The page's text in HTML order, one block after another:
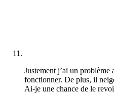
Justement j’ai un
fonctionner. De plus, il
Ai-je une chance de le